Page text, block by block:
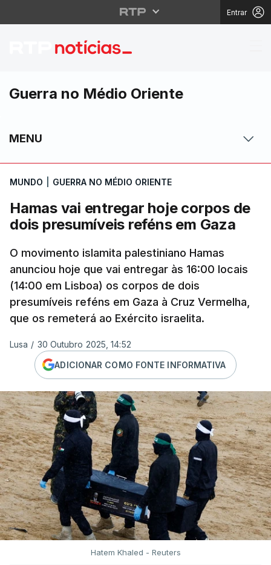
Entrar
Hamas vai entregar
Guerra no Médio Oriente
MENU
MUNDO GUERRA NO MÉDIO ORIENTE
Hamas vai entregar hoje corpos de
dois presumíveis reféns em Gaza
O movimento islamita palestiniano Hamas
anunciou hoje que vai entregar às 16:00 locais
(14:00 em Lisboa) os corpos de dois
presumíveis reféns em Gaza à Cruz Vermelha,
que os remeterá ao Exército israelita.
Lusa / 30 Outubro 2025, 14:52
ADICIONAR COMO FONTE INFORMATIVA
Hatem Khaled - Reuters